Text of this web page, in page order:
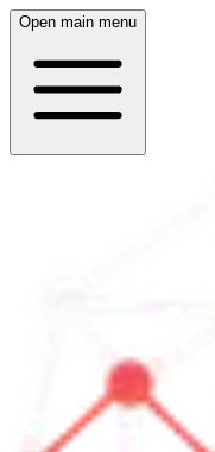
Open main menu